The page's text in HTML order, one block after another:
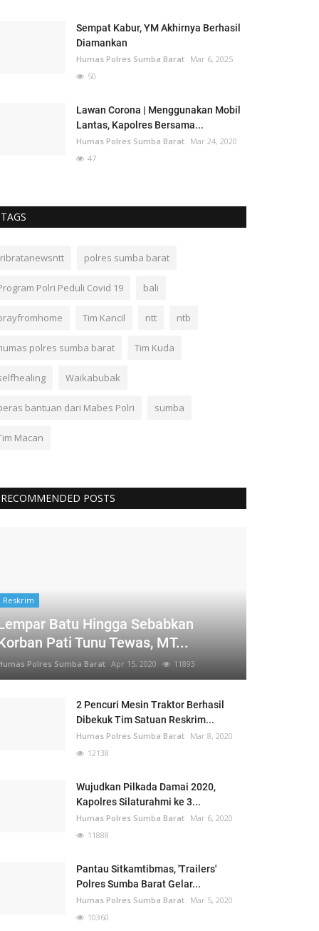
Sempat Kabur, YM Akhirnya Berhasil
Diamankan
Humas Polres Sumba Barat Mar 6, 2025
50
Lawan Corona | Menggunakan Mobil
Lantas, Kapolres Bersama...
Humas Polres Sumba Barat Mar 24, 2020
47
TAGS
polres sumba barat
Polri Peduli Covid 19 bali
Tim Kancil ntt ntb
polres sumba barat Tim Kuda
Waikabubak
bantuan dari Mabes Polri sumba
Macan
RECOMMENDED POSTS
Reskrim
Batu Hingga Sebabkan
Pati Tunu Tewas, MT...
Polres Sumba Barat Apr 15, 2020 11893
2 Pencuri Mesin Traktor Berhasil
Dibekuk Tim Satuan Reskrim...
Humas Polres Sumba Barat Mar 8, 2020
12138
Wujudkan Pilkada Damai 2020,
Kapolres Silaturahmi ke 3...
Humas Polres Sumba Barat Mar 6, 2020
11888
Pantau Sitkamtibmas, 'Trailers'
Polres Sumba Barat Gelar...
Humas Polres Sumba Barat Mar 5, 2020
10360